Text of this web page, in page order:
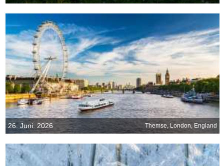
26. Juni. 2026 Themse, London, England